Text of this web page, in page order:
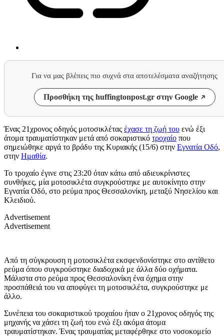
Για να μας βλέπεις πιο συχνά στα αποτελέσματα αναζήτησης
Προσθήκη της huffingtonpost.gr στην Google
Ένας 21χρονος οδηγός μοτοσικλέτας έχασε τη ζωή του ενώ έξι
άτομα τραυματίστηκαν μετά από σοκαριστικό τροχαίο που
σημειώθηκε αργά το βράδυ της Κυριακής (15/6) στην Εγνατία Οδό,
στην Ημαθία.
Το τροχαίο έγινε στις 23:20 όταν κάτω από αδιευκρίνιστες
συνθήκες, μία μοτοσικλέτα συγκρούστηκε με αυτοκίνητο στην
Εγνατία Οδό, στο ρεύμα προς Θεσσαλονίκη, μεταξύ Νησελίου και
Κλειδιού.
Advertisement
Advertisement
Από τη σύγκρουση η μοτοσικλέτα εκσφενδονίστηκε στο αντίθετο
ρεύμα όπου συγκρούστηκε διαδοχικά με άλλα δύο οχήματα.
Μάλιστα στο ρεύμα προς Θεσσαλονίκη ένα όχημα στην
προσπάθειά του να αποφύγει τη μοτοσικλέτα, συγκρούστηκε με
άλλο.
Συνέπεια του σοκαριστικού τροχαίου ήταν ο 21χρονος οδηγός της
μηχανής να χάσει τη ζωή του ενώ έξι ακόμα άτομα
τραυματίστηκαν. Ένας τραυματίας μεταφέρθηκε στο νοσοκομείο